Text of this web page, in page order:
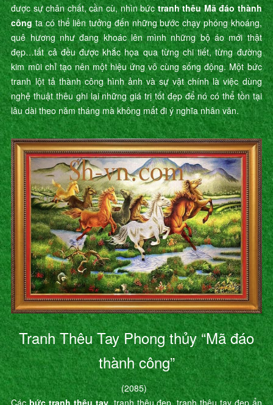
được sự chân chất, cần cù, nhìn bứctranh thêu Mã đáo thành
côngta có thể liên tưởng đến những bước chạy phóng khoáng,
quê hương như đang khoác lên mình những bộ áo mới thật
đẹp…tất cả đều được khắc họa qua từng chi tiết, từng đường
kim mũi chỉ tạo nên một hiệu ứng vô cùng sống động. Một bức
tranh lột tả thành công hình ảnh và sự vật chính là việc dùng
nghệ thuật thêu ghi lại những giá trị tốt đẹp để nó có thể tồn tại
lâu dài theo năm tháng mà không mất đi ý nghĩa nhân văn.
Tranh Thêu Tay Phong thủy “Mã đáo
thành công”
(2085)
Cácbức tranh thêu tay, tranh thêu đẹp, tranh thêu tay đẹp ẩn